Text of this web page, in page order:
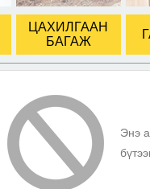
ЦАХИЛГААН
БАГАЖ
Энэ
30 W Хүчдэл: AC85-
265V Өнгий
температур 6500K